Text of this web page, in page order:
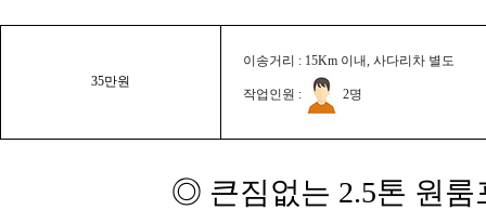
35만원
이송거리 : 15Km 이내, 사다리차 별도
작업인원 : 2명
◎ 큰짐없는 2.5톤 원룸